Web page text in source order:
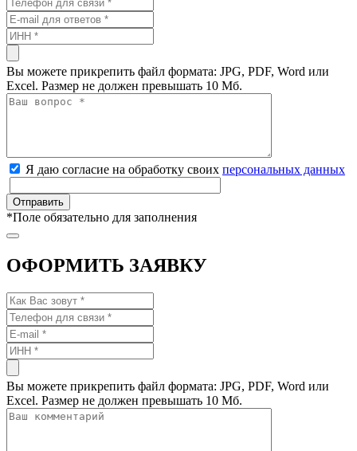
Вы можете прикрепить файл формата: JPG, PDF, Word или
Excel. Размер не должен превышать 10 Мб.
Я даю согласие на обработку своих персональных данных
*Поле обязательно для заполнения
ОФОРМИТЬ ЗАЯВКУ
Вы можете прикрепить файл формата: JPG, PDF, Word или
Excel. Размер не должен превышать 10 Мб.